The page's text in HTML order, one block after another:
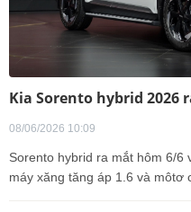
Kia Sorento hybrid 2026
08/06/2026 10:09
Sorento hybrid ra mắt hôm 6/
máy xăng tăng áp 1.6 và môtơ